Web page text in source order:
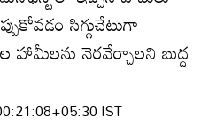
సిగ్గుచేటుగా
హామీలను నెరవేర్చాలని బుద్ద
IST